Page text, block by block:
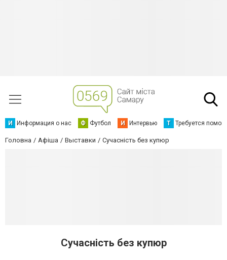
И Информация о нас Ф Футбол И Интервью Т Требуется
Головна Афіша Выставки Сучасність без купюр
Сучасність без купюр